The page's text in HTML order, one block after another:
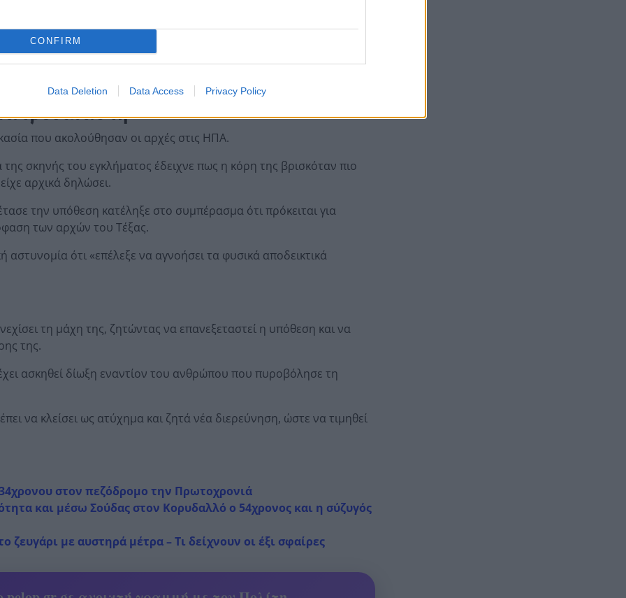
CONFIRM
Data Deletion Data Access Privacy Policy
Χάρισον απάντησε ότι κάτι τέτοιο δεν θα τον επηρέαζε ιδιαίτερα,
Τραμπ φέρεται να επιδείνωσε ακόμη περισσότερο το κλίμα,
πυροβολισμό.
που ακολούθησαν οι αρχές στις ΗΠΑ.
σκηνής του εγκλήματος έδειχνε πως η κόρη της βρισκόταν πιο
αρχικά δηλώσει.
την υπόθεση κατέληξε στο συμπέρασμα ότι πρόκειται για
των αρχών του Τέξας.
ότι «επέλεξε να αγνοήσει τα φυσικά αποδεικτικά
τη μάχη της, ζητώντας να επανεξεταστεί η υπόθεση και να
της.
ασκηθεί δίωξη εναντίον του ανθρώπου που πυροβόλησε τη
να κλείσει ως ατύχημα και ζητά νέα διερεύνηση, ώστε να τιμηθεί
στον πεζόδρομο την Πρωτοχρονιά
και μέσω Σούδας στον Κορυδαλλό ο 54χρονος και η σύζυγός
με αυστηρά μέτρα – Τι δείχνουν οι έξι σφαίρες